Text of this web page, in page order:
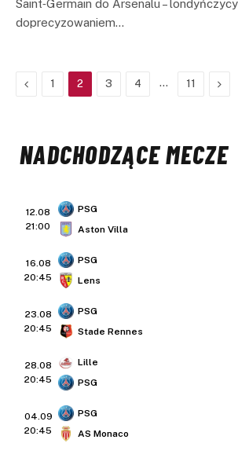
Saint‑Germain do Arsenalu –
doprecyzowaniem…
Previous
1 2 3 4 … 11 Next
NADCHODZĄCE MECZE
12.08
21:00
PSG
Aston Villa
16.08
20:45
PSG
Lens
23.08
20:45
PSG
Stade Rennes
28.08
20:45
Lille
PSG
04.09
20:45
PSG
AS Monaco